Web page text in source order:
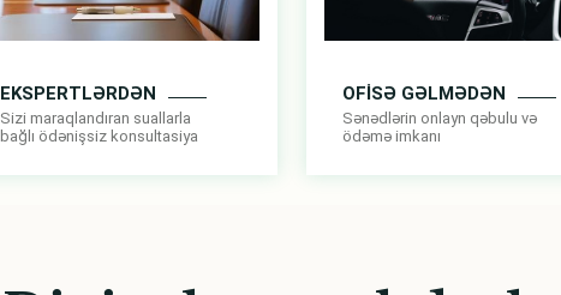
EKSPERTLƏRDƏN
Sizi maraqlandıran suallarla
bağlı ödənişsiz konsultasiya
OFİSƏ GƏLMƏDƏN
Sənədlərin onlayn qəbulu və
ödəmə imkanı